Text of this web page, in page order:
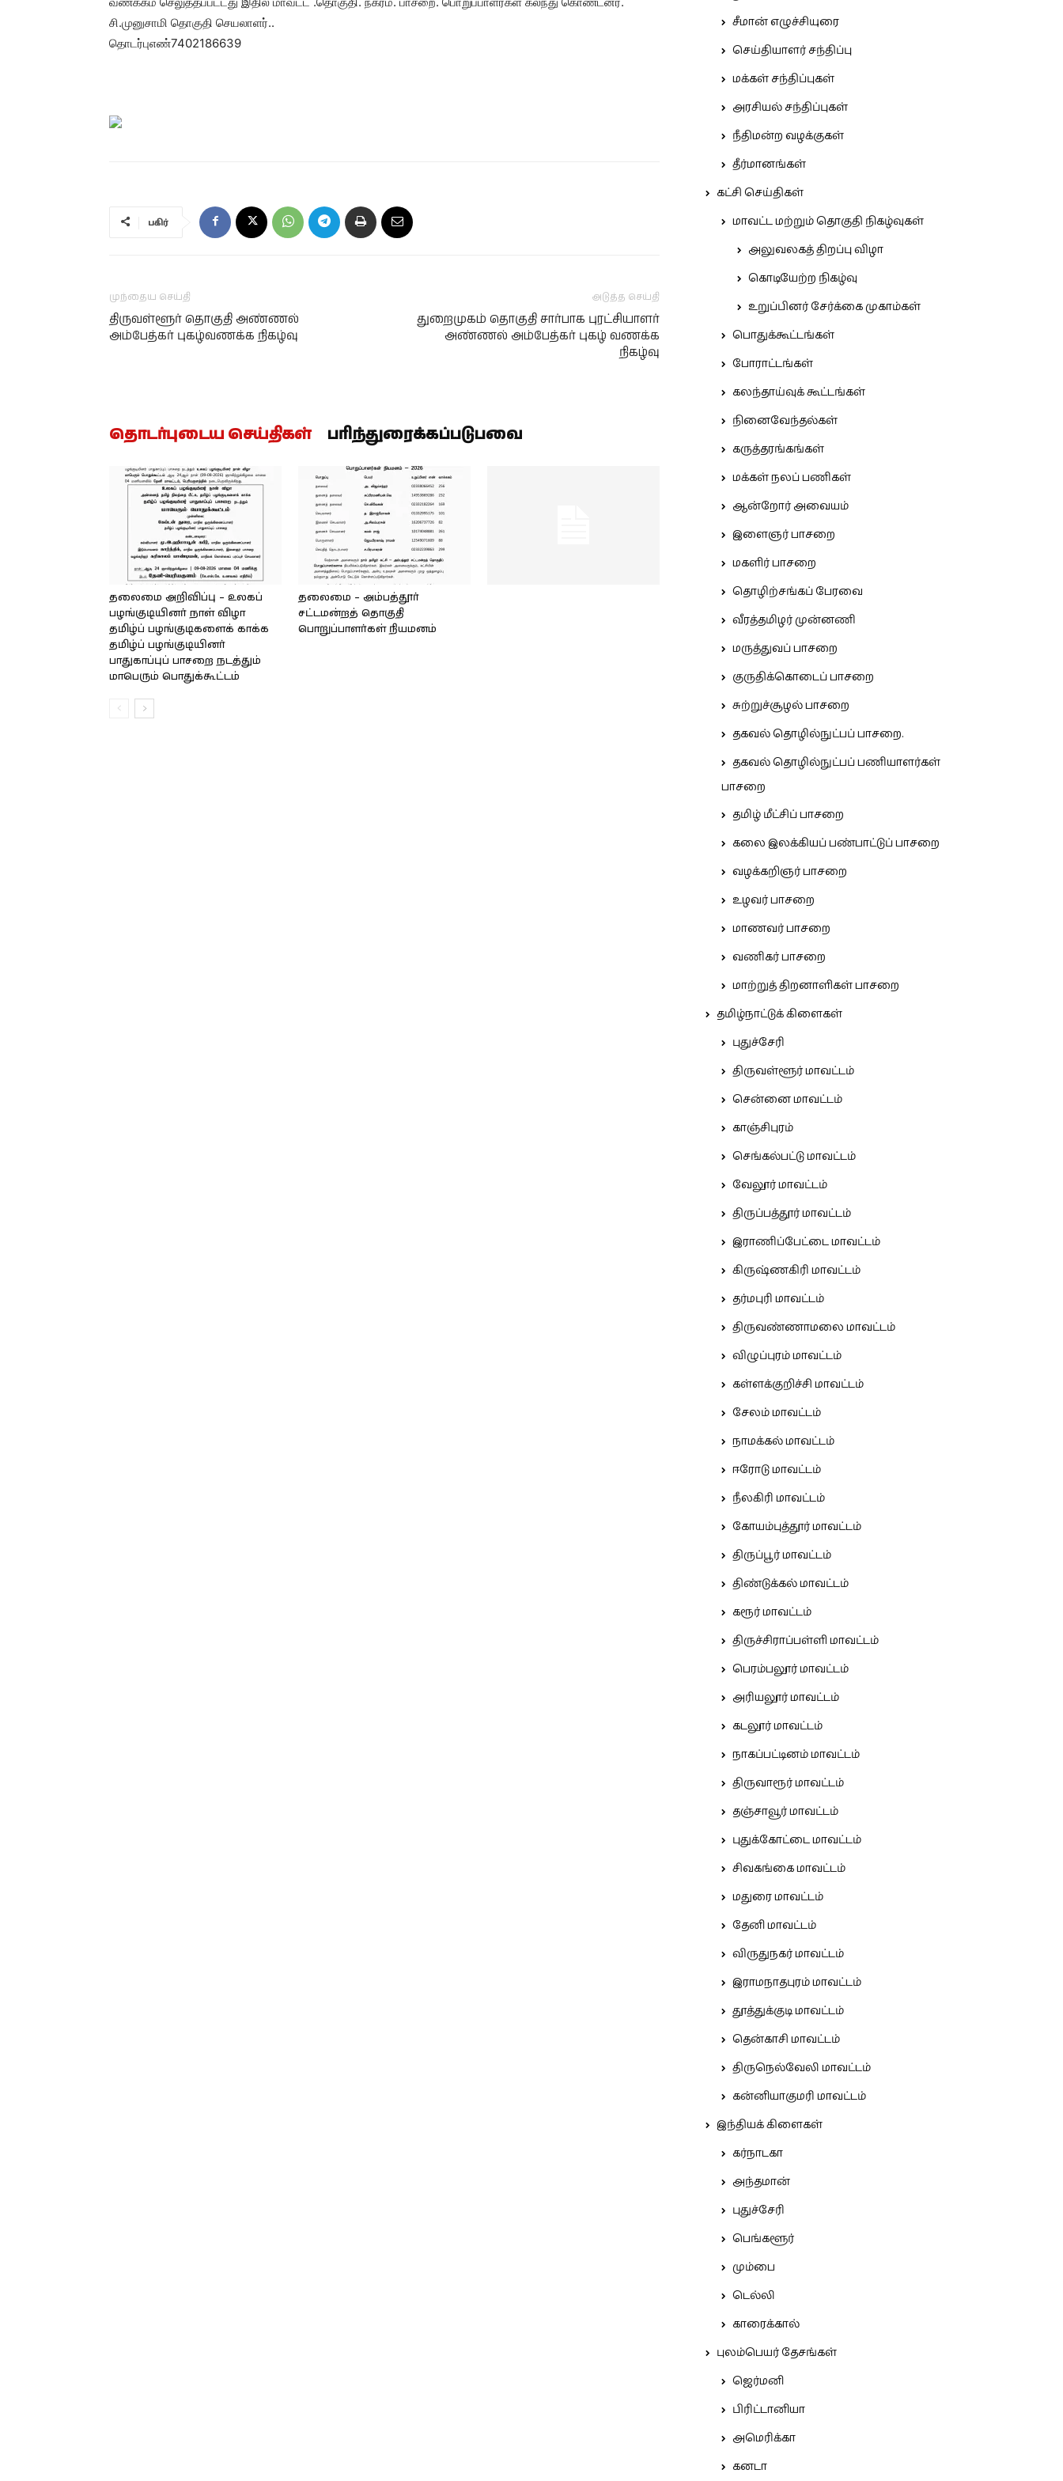
சி.முனுசாமி‌ தொகுதி செயலாளர்..
தொடர்பு‌எண்‌7402186639
பகிர்
முந்தைய செய்தி
திருவள்ளூர் தொகுதி அண்ணல்
அம்பேத்கர் புகழ்வணக்க நிகழ்வு
அடுத்த செய்தி
துறைமுகம் தொகுதி சார்பாக புரட்சியாளர்
அண்ணல் அம்பேத்கர் புகழ் வணக்க
நிகழ்வு
தொடர்புடைய செய்திகள் பரிந்துரைக்கப்படுபவை
தலைமை அறிவிப்பு – உலகப்
பழங்குடியினர் நாள் விழா
தமிழ்ப் பழங்குடிகளைக் காக்க
தமிழ்ப் பழங்குடியினர்
பாதுகாப்புப் பாசறை நடத்தும்
மாபெரும் பொதுக்கூட்டம்
தலைமை – அம்பத்தூர்
சட்டமன்றத் தொகுதி
பொறுப்பாளர்கள் நியமனம்
சீமான் எழுச்சியுரை
செய்தியாளர் சந்திப்பு
மக்கள் சந்திப்புகள்
அரசியல் சந்திப்புகள்
நீதிமன்ற வழக்குகள்
தீர்மானங்கள்
கட்சி செய்திகள்
மாவட்ட மற்றும் தொகுதி நிகழ்வுகள்
அலுவலகத் திறப்பு விழா
கொடியேற்ற நிகழ்வு
உறுப்பினர் சேர்க்கை முகாம்கள்
பொதுக்கூட்டங்கள்
போராட்டங்கள்
கலந்தாய்வுக் கூட்டங்கள்
நினைவேந்தல்கள்
கருத்தரங்கங்கள்
மக்கள் நலப் பணிகள்
ஆன்றோர் அவையம்
இளைஞர் பாசறை
மகளிர் பாசறை
தொழிற்சங்கப் பேரவை
வீரத்தமிழர் முன்னணி
மருத்துவப் பாசறை
குருதிக்கொடைப் பாசறை
சுற்றுச்சூழல் பாசறை
தகவல் தொழில்நுட்பப் பாசறை.
தகவல் தொழில்நுட்பப் பணியாளர்கள்
பாசறை
தமிழ் மீட்சிப் பாசறை
கலை இலக்கியப் பண்பாட்டுப் பாசறை
வழக்கறிஞர் பாசறை
உழவர் பாசறை
மாணவர் பாசறை
வணிகர் பாசறை
மாற்றுத் திறனாளிகள் பாசறை
தமிழ்நாட்டுக் கிளைகள்
புதுச்சேரி
திருவள்ளூர் மாவட்டம்
சென்னை மாவட்டம்
காஞ்சிபுரம்
செங்கல்பட்டு மாவட்டம்
வேலூர் மாவட்டம்
திருப்பத்தூர் மாவட்டம்
இராணிப்பேட்டை மாவட்டம்
கிருஷ்ணகிரி மாவட்டம்
தர்மபுரி மாவட்டம்
திருவண்ணாமலை மாவட்டம்
விழுப்புரம் மாவட்டம்
கள்ளக்குறிச்சி மாவட்டம்
சேலம் மாவட்டம்
நாமக்கல் மாவட்டம்
ஈரோடு மாவட்டம்
நீலகிரி மாவட்டம்
கோயம்புத்தூர் மாவட்டம்
திருப்பூர் மாவட்டம்
திண்டுக்கல் மாவட்டம்
கரூர் மாவட்டம்
திருச்சிராப்பள்ளி மாவட்டம்
பெரம்பலூர் மாவட்டம்
அரியலூர் மாவட்டம்
கடலூர் மாவட்டம்
நாகப்பட்டினம் மாவட்டம்
திருவாரூர் மாவட்டம்
தஞ்சாவூர் மாவட்டம்
புதுக்கோட்டை மாவட்டம்
சிவகங்கை மாவட்டம்
மதுரை மாவட்டம்
தேனி மாவட்டம்
விருதுநகர் மாவட்டம்
இராமநாதபுரம் மாவட்டம்
தூத்துக்குடி மாவட்டம்
தென்காசி மாவட்டம்
திருநெல்வேலி மாவட்டம்
கன்னியாகுமரி மாவட்டம்
இந்தியக் கிளைகள்
கர்நாடகா
அந்தமான்
புதுச்சேரி
பெங்களூர்
மும்பை
டெல்லி
காரைக்கால்
புலம்பெயர் தேசங்கள்
ஜெர்மனி
பிரிட்டானியா
அமெரிக்கா
கனடா